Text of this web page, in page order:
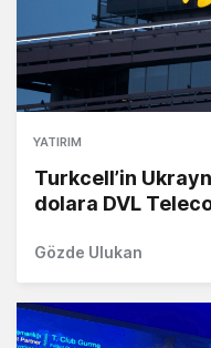
YATIRIM
Turkcell’in
dolara DVL
Gözde Ulukan